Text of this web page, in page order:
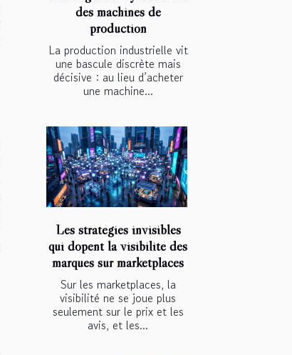
des machines de
production
La production industrielle vit
une bascule discrète mais
décisive : au lieu d’acheter
une machine...
Les stratégies invisibles
qui dopent la visibilité des
marques sur marketplaces
Sur les marketplaces, la
visibilité ne se joue plus
seulement sur le prix et les
avis, et les...